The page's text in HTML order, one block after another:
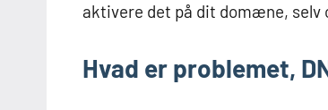
aktivere det på dit domæne, selv
Hvad er problemet,